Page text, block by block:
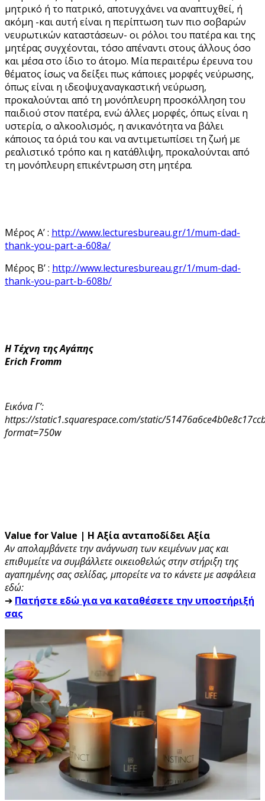
μητρικό ή το πατρικό, αποτυγχάνει να αναπτυχθεί, ή
ακόμη -και αυτή είναι η περίπτωση των πιο σοβαρών
νευρωτικών καταστάσεων- οι ρόλοι του πατέρα και της
μητέρας συγχέονται, τόσο απέναντι στους άλλους όσο
και μέσα στο ίδιο το άτομο. Μία περαιτέρω έρευνα του
θέματος ίσως να δείξει πως κάποιες μορφές νεύρωσης,
όπως είναι η ιδεοψυχαναγκαστική νεύρωση,
προκαλούνται από τη μονόπλευρη προσκόλληση του
παιδιού στον πατέρα, ενώ άλλες μορφές, όπως είναι η
υστερία, ο αλκοολισμός, η ανικανότητα να βάλει
κάποιος τα όριά του και να αντιμετωπίσει τη ζωή με
ρεαλιστικό τρόπο και η κατάθλιψη, προκαλούνται από
τη μονόπλευρη επικέντρωση στη μητέρα.
Μέρος Α’ : http://www.lecturesbureau.gr/1/mum-dad-
thank-you-part-a-608a/
Μέρος Β’ : http://www.lecturesbureau.gr/1/mum-dad-
thank-you-part-b-608b/
Η Τέχνη της Αγάπης
Erich Fromm
Εικόνα Γ’:
https://static1.squarespace.com/static/
format=750w
Value for Value | Η Αξία ανταποδίδει Αξία
Αν απολαμβάνετε την ανάγνωση των κειμένων μας και
επιθυμείτε να συμβάλλετε οικειοθελώς στην στήριξη της
αγαπημένης σας σελίδας, μπορείτε να το κάνετε με ασφάλεια
εδώ:
➔ Πατήστε εδώ για να καταθέσετε την υποστήριξή
σας